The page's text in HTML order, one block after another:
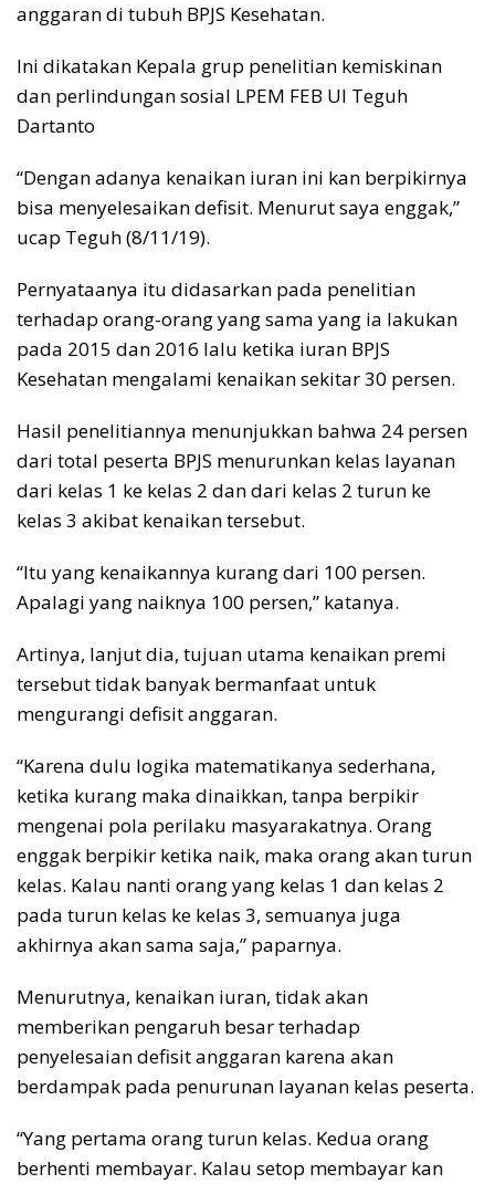
anggaran di tubuh BPJS Kesehatan.
Ini dikatakan Kepala grup penelitian kemiskinan
dan perlindungan sosial LPEM FEB UI Teguh
Dartanto
“Dengan adanya kenaikan iuran ini kan berpikirnya
bisa menyelesaikan defisit. Menurut saya enggak,”
ucap Teguh (8/11/19).
Pernyataanya itu didasarkan pada penelitian
terhadap orang-orang yang sama yang ia lakukan
pada 2015 dan 2016 lalu ketika iuran BPJS
Kesehatan mengalami kenaikan sekitar 30 persen.
Hasil penelitiannya menunjukkan bahwa 24 persen
dari total peserta BPJS menurunkan kelas layanan
dari kelas 1 ke kelas 2 dan dari kelas 2 turun ke
kelas 3 akibat kenaikan tersebut.
“Itu yang kenaikannya kurang dari 100 persen.
Apalagi yang naiknya 100 persen,” katanya.
Artinya, lanjut dia, tujuan utama kenaikan premi
tersebut tidak banyak bermanfaat untuk
mengurangi defisit anggaran.
“Karena dulu logika matematikanya sederhana,
ketika kurang maka dinaikkan, tanpa berpikir
mengenai pola perilaku masyarakatnya. Orang
enggak berpikir ketika naik, maka orang akan turun
kelas. Kalau nanti orang yang kelas 1 dan kelas 2
pada turun kelas ke kelas 3, semuanya juga
akhirnya akan sama saja,” paparnya.
Menurutnya, kenaikan iuran, tidak akan
memberikan pengaruh besar terhadap
penyelesaian defisit anggaran karena akan
berdampak pada penurunan layanan kelas peserta.
“Yang pertama orang turun kelas. Kedua orang
berhenti membayar. Kalau setop membayar kan